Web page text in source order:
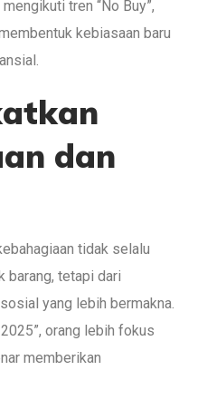
tren “No Buy”,
kebiasaan baru
dan
tidak selalu
barang, tetapi dari
yang lebih bermakna.
orang lebih fokus
memberikan